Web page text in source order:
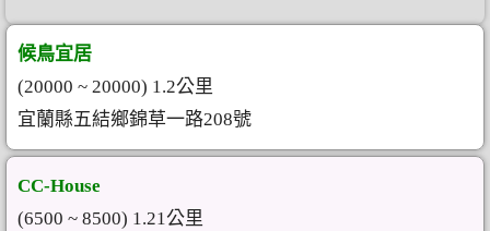
候鳥宜居
(20000 ~ 20000) 1.2公里
宜蘭縣五結鄉錦草一路208號
CC-House
(6500 ~ 8500) 1.21公里